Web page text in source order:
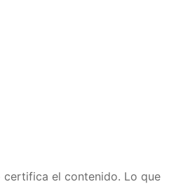
certifica el contenido. Lo que